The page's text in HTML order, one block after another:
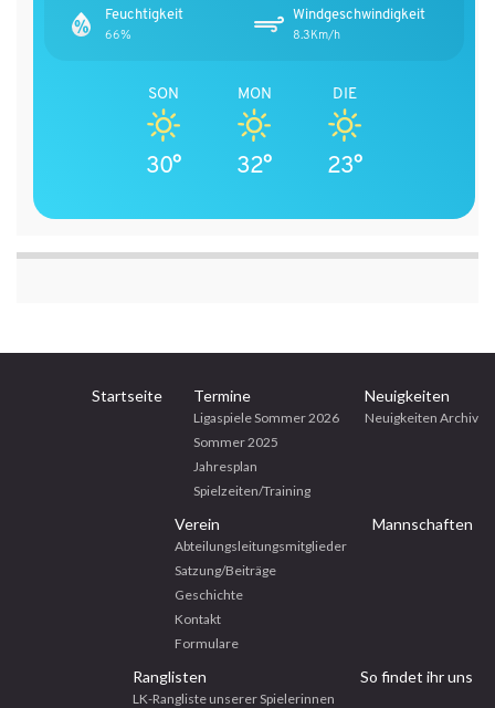
Feuchtigkeit
66%
Windgeschwindigkeit
8.3Km/h
SON
30°
MON
32°
DIE
23°
Startseite Termine
Ligaspiele Sommer 2026
Sommer 2025
Jahresplan
Spielzeiten/Training
Neuigkeiten
Neuigkeiten Archiv
Verein
Abteilungsleitungsmitglieder
Satzung/Beiträge
Geschichte
Kontakt
Formulare
Mannschaften
Ranglisten
LK-Rangliste unserer Spielerinnen
So findet ihr uns